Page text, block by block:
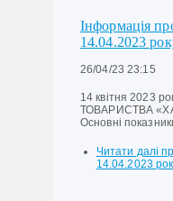
Інформація
14.04.2023
26/04/23 23:15
14 квітня 2023
ТОВАРИСТВА
Основні
Читати далі
14.04.2023